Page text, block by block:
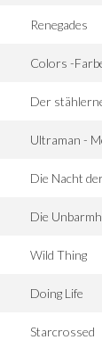
Renegades
Colors -
Der
Ultraman -
Die Nacht
Die
Wild Thing
Doing Life
Starcrossed